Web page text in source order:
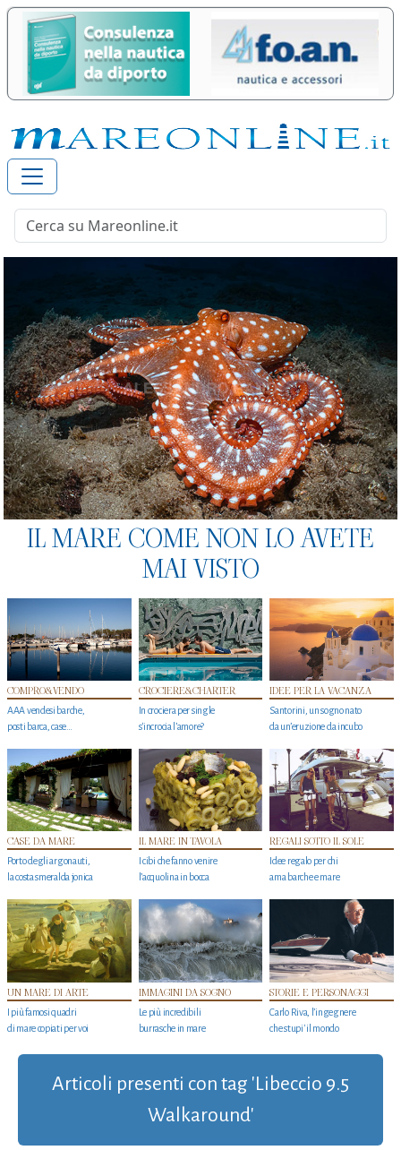
IL MARE COME NON LO AVETE
MAI VISTO
COMPRO&VENDO
AAA vendesi barche,
posti barca, case…
CROCIERE&CHARTER
In crociera per single
s'incrocia l’amore?
IDEE PER LA VACANZA
Santorini, un sogno nato
da un’eruzione da incubo
CASE DA MARE
Porto degli argonauti,
la costa smeralda jonica
IL MARE IN TAVOLA
I cibi che fanno venire
l’acquolina in bocca
REGALI SOTTO IL SOLE
Idee regalo per chi
ama barche e mare
UN MARE DI ARTE
I più famosi quadri
di mare copiati per voi
IMMAGINI DA SOGNO
Le più incredibili
burrasche in mare
STORIE E PERSONAGGI
Carlo Riva, l’ingegnere
che stupi' il mondo
Articoli presenti con tag 'Libeccio 9.5
Walkaround'